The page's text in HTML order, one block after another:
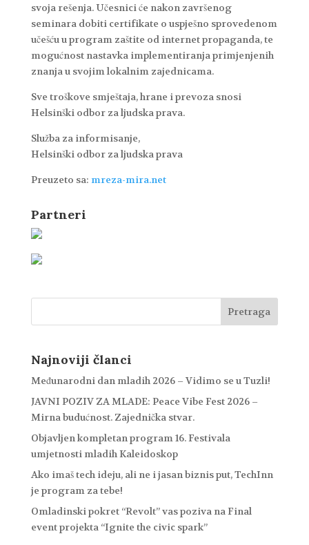
svoja rešenja. Učesnici će nakon završenog
seminara dobiti certifikate o uspješno sprovedenom
učešću u program zaštite od internet propaganda, te
mogućnost nastavka implementiranja primjenjenih
znanja u svojim lokalnim zajednicama.
Sve troškove smještaja, hrane i prevoza snosi
Helsinški odbor za ljudska prava.
Služba za informisanje,
Helsinški odbor za ljudska prava
Preuzeto sa: mreza-mira.net
Partneri
Najnoviji članci
Međunarodni dan mladih 2026 – Vidimo se u Tuzli!
JAVNI POZIV ZA MLADE: Peace Vibe Fest 2026 –
Mirna budućnost. Zajednička stvar.
Objavljen kompletan program 16. Festivala
umjetnosti mladih Kaleidoskop
Ako imaš tech ideju, ali ne i jasan biznis put, TechInn
je program za tebe!
Omladinski pokret “Revolt” vas poziva na Final
event projekta “Ignite the civic spark”